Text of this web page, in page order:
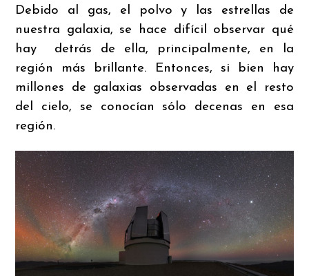
Debido al gas, el polvo y las estrellas de
nuestra galaxia, se hace difícil observar qué
hay detrás de ella, principalmente, en la
región más brillante. Entonces, si bien hay
millones de galaxias observadas en el resto
del cielo, se conocían sólo decenas en esa
región.